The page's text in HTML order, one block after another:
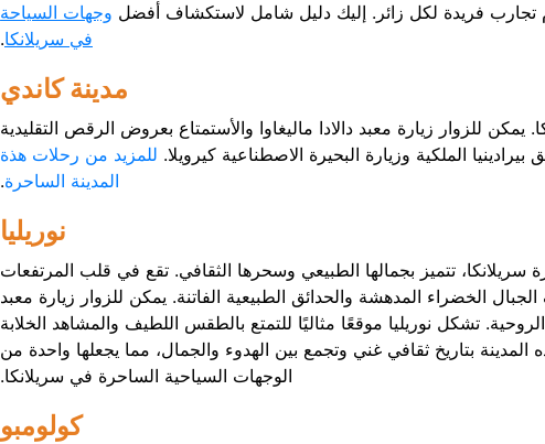
تجارب فريدة لكل زائر. إليك دليل شامل لاستكشاف أفضل وجهات السياحة
في سريلانكا.
مدينة كاندي
يمكن للزوار زيارة معبد دالادا ماليغاوا والأستمتاع بعروض الرقص التقليدية
الملكية وزيارة البحيرة الاصطناعية كيرويلا. للمزيد من رحلات هذة
المدينة الساحرة.
نوريليا
سريلانكا، تتميز بجمالها الطبيعي وسحرها الثقافي. تقع في قلب المرتفعات
الخضراء المدهشة والحدائق الطبيعية الفاتنة. يمكن للزوار زيارة معبد
تشكل نوريليا موقعًا مثاليًا للتمتع بالطقس اللطيف والمشاهد الخلابة
المدينة بتاريخ ثقافي غني وتجمع بين الهدوء والجمال، مما يجعلها واحدة من
الوجهات السياحية الساحرة في سريلانكا.
كولومبو